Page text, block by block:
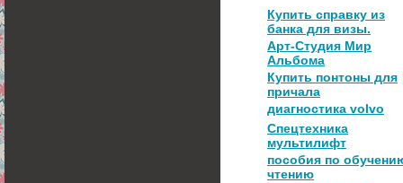
Купить справку из
банка для визы.
Арт-Студия Мир
Альбома
Купить понтоны для
причала
диагностика volvo
Спецтехника
мультилифт
пособия по
чтению